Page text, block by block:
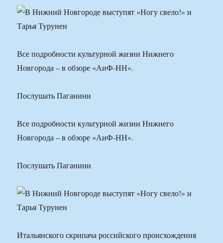
Все подробности культурной жизни Нижнего
Новгорода – в обзоре «АиФ-НН».
Послушать Паганини
Все подробности культурной жизни Нижнего
Новгорода – в обзоре «АиФ-НН».
Послушать Паганини
Итальянского скрипача российского происхождения